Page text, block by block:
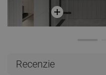
Recenzie